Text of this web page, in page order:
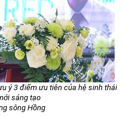
ý 3 điểm ưu tiên của hệ sinh thái
sáng tạo
sông Hồng